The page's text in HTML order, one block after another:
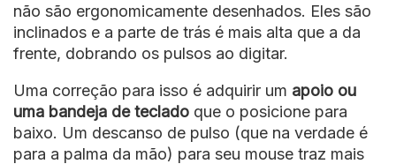
não são ergonomicamente desenhados. Eles são
inclinados e a parte de trás é mais alta que a da
frente, dobrando os pulsos ao digitar.
Uma correção para isso é adquirir um apoio ou
uma bandeja de teclado que o posicione para
baixo. Um descanso de pulso (que na verdade é
para a palma da mão) para seu mouse traz mais